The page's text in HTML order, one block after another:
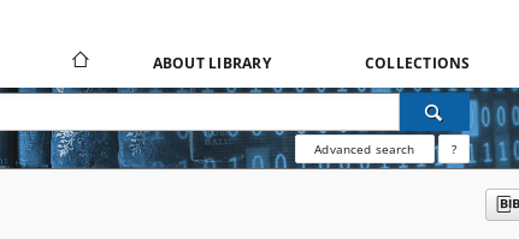
ABOUT LIBRARY COLLECTIONS
Advanced search ?